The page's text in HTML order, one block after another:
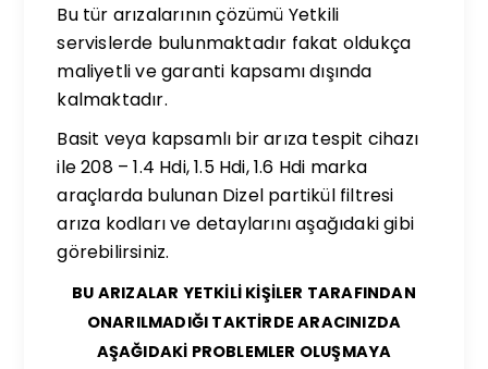
Bu tür arızalarının çözümü Yetkili
servislerde bulunmaktadır fakat oldukça
maliyetli ve garanti kapsamı dışında
kalmaktadır.
Basit veya kapsamlı bir arıza tespit cihazı
ile 208 – 1.4 Hdi, 1.5 Hdi, 1.6 Hdi marka
araçlarda bulunan Dizel partikül filtresi
arıza kodları ve detaylarını aşağıdaki gibi
görebilirsiniz.
BU ARIZALAR YETKİLİ KİŞİLER TARAFINDAN
ONARILMADIĞI TAKTİRDE ARACINIZDA
AŞAĞIDAKİ PROBLEMLER OLUŞMAYA